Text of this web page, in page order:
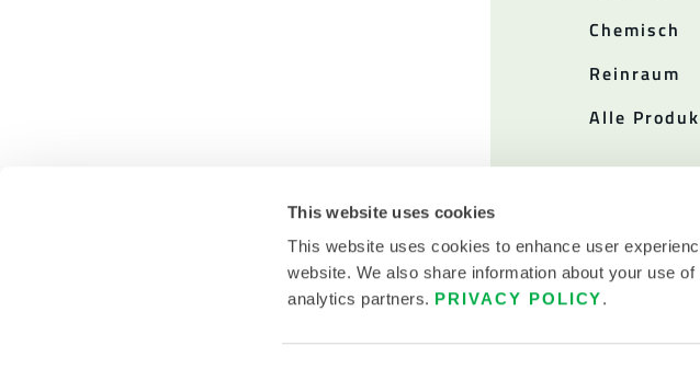
This website uses cookies
This website uses cookies to enhance user
website. We also share information about your use
analytics partners. PRIVACY POLICY.
Chemisch
Reinraum
Alle
© 2026 LAKELAND INC. ALLE RECHTE VORBEHALTEN.